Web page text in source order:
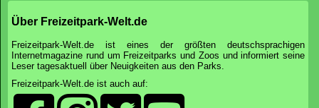
Über Freizeitpark-Welt.de
Freizeitpark-Welt.de ist eines der größten deutschsprachigen
Internetmagazine rund um Freizeitparks und Zoos und informiert seine
Leser tagesaktuell über Neuigkeiten aus den Parks.
Freizeitpark-Welt.de ist auch auf: